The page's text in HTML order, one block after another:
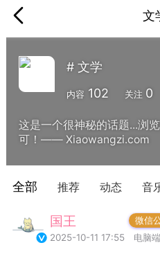
文
# 文学
内容 102 关注 0
这是一个很神秘的话题...浏
可！—— Xiaowangzi.com
全部 推荐 动态 音
国王
微信
2025-10-11 17:55
电脑端